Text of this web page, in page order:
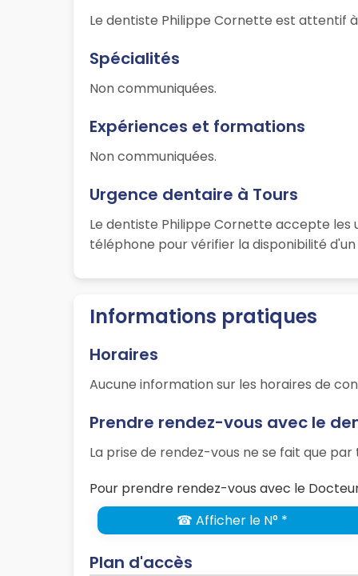
Le dentiste Philippe Cornette est attentif
Spécialités
Non communiquées.
Expériences et formations
Non communiquées.
Urgence dentaire à Tours
Le dentiste Philippe Cornette accepte
téléphone pour vérifier la disponibilité
Informations pratiques
Horaires
Aucune information sur les horaires de
Prendre rendez-vous avec le
La prise de rendez-vous ne se fait que
Pour prendre rendez-vous avec le
☎ Afficher le N° *
Plan d'accès